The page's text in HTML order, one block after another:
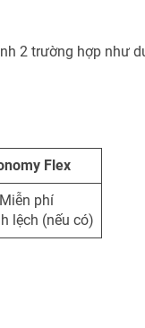
2 trường hợp như
Flex
Miễn phí
lệch (nếu có)